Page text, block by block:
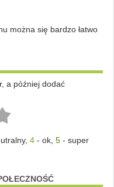
można się bardzo łatwo
a później dodać
, 4- ok, 5- super